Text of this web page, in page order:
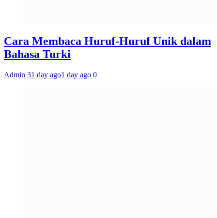
Cara Membaca Huruf-Huruf Unik dalam
Bahasa Turki
Admin 31 day ago1 day ago 0